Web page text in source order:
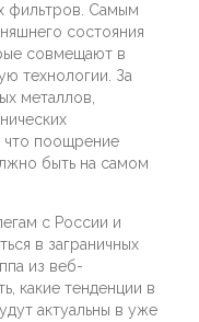
фильтров. Самым
состояния
совмещают в
технологии. За
металлов,
что поощрение
быть на самом
с России и
в заграничных
из веб-
какие тенденции в
актуальны в уже